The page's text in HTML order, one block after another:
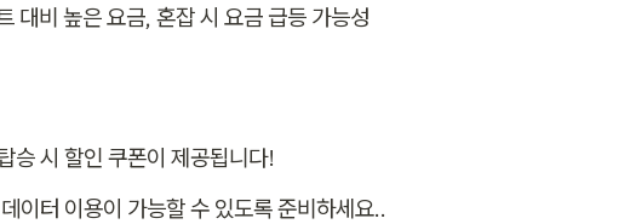
대비 높은 요금, 혼잡 시 요금 급등 가능성
승 시 할인 쿠폰이 제공됩니다!
이터 이용이 가능할 수 있도록 준비하세요..